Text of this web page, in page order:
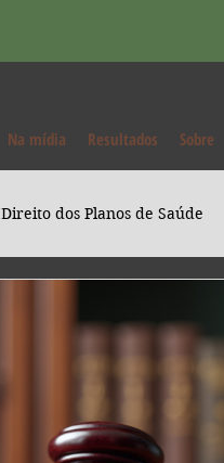
Na mídia Resultados Sobre
Direito dos Planos de Saúde